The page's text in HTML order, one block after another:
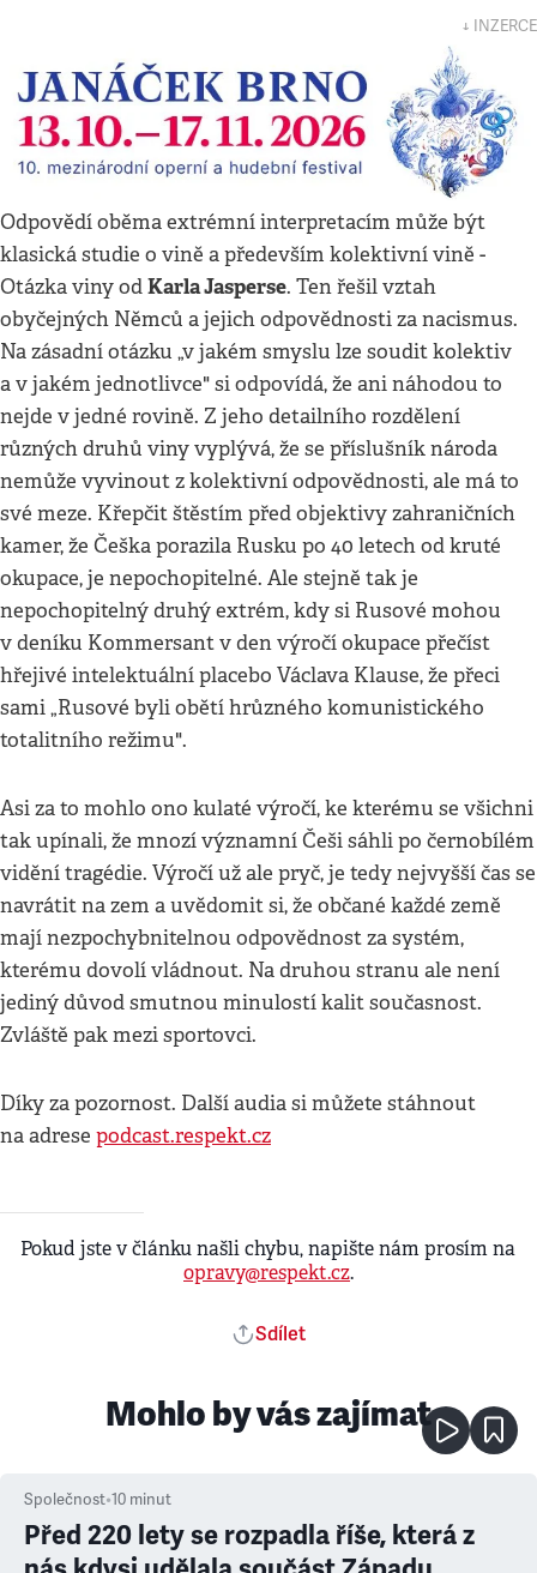
↓ INZERCE
Odpovědí oběma extrémní interpretacím může být
klasická studie o vině a především kolektivní vině -
Otázka viny odKarla Jasperse. Ten řešil vztah
obyčejných Němců a jejich odpovědnosti za nacismus.
Na zásadní otázku „v jakém smyslu lze soudit kolektiv
a v jakém jednotlivce" si odpovídá, že ani náhodou to
nejde v jedné rovině. Z jeho detailního rozdělení
různých druhů viny vyplývá, že se příslušník národa
nemůže vyvinout z kolektivní odpovědnosti, ale má to
své meze. Křepčit štěstím před objektivy zahraničních
kamer, že Češka porazila Rusku po 40 letech od kruté
okupace, je nepochopitelné. Ale stejně tak je
nepochopitelný druhý extrém, kdy si Rusové mohou
v deníku Kommersant v den výročí okupace přečíst
hřejivé intelektuální placebo Václava Klause, že přeci
sami „Rusové byli obětí hrůzného komunistického
totalitního režimu".
Asi za to mohlo ono kulaté výročí, ke kterému se všichni
tak upínali, že mnozí významní Češi sáhli po černobílém
vidění tragédie. Výročí už ale pryč, je tedy nejvyšší čas se
navrátit na zem a uvědomit si, že občané každé země
mají nezpochybnitelnou odpovědnost za systém,
kterému dovolí vládnout. Na druhou stranu ale není
jediný důvod smutnou minulostí kalit současnost.
Zvláště pak mezi sportovci.
Díky za pozornost. Další audia si můžete stáhnout
na adrese podcast.respekt.cz
Pokud jste v článku našli chybu, napište nám prosím na
opravy@respekt.cz.
Sdílet
Mohlo by vás zajímat
Společnost•10 minut
Před 220 lety se rozpadla říše, která z